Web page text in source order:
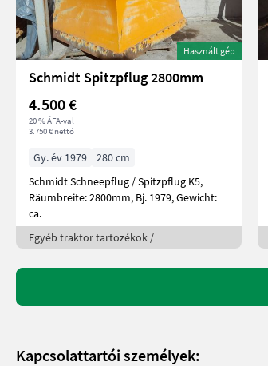
Használt gép
Schmidt Spitzpflug 2800mm
4.500 €
20 % ÁFA-val
3.750 € nettó
Gy. év 1979
280 cm
Schmidt Schneepflug / Spitzpflug K5,
Räumbreite: 2800mm, Bj. 1979, Gewicht:
ca.
Egyéb traktor tartozékok /
Kapcsolattartói személyek: